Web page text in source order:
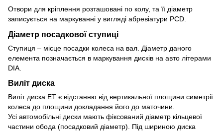
Отвори для кріплення розташовані по колу, та її діаметр
записується на маркуванні у вигляді абревіатури PCD.
Діаметр посадкової ступиці
Ступиця – місце посадки колеса на вал. Діаметр даного
елемента позначається в маркування дисків на авто літерами
DIA.
Виліт диска
Виліт диска ET є відстанню від вертикальної площини симетрії
колеса до площини докладання його до маточини.
Усі автомобільні диски мають фіксований діаметр кільцевої
частини обода (посадковий діаметр). Під шириною диска